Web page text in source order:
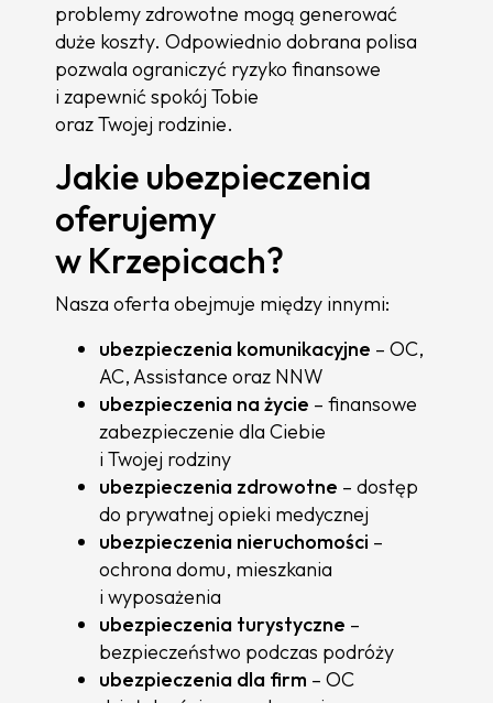
problemy zdrowotne mogą generować
duże koszty. Odpowiednio dobrana polisa
pozwala ograniczyć ryzyko finansowe
i zapewnić spokój Tobie
oraz Twojej rodzinie.
Jakie ubezpieczenia
oferujemy
w Krzepicach?
Nasza oferta obejmuje między innymi:
ubezpieczenia komunikacyjne – OC,
AC, Assistance oraz NNW
ubezpieczenia na życie – finansowe
zabezpieczenie dla Ciebie
i Twojej rodziny
ubezpieczenia zdrowotne – dostęp
do prywatnej opieki medycznej
ubezpieczenia nieruchomości –
ochrona domu, mieszkania
i wyposażenia
ubezpieczenia turystyczne –
bezpieczeństwo podczas podróży
ubezpieczenia dla firm – OC